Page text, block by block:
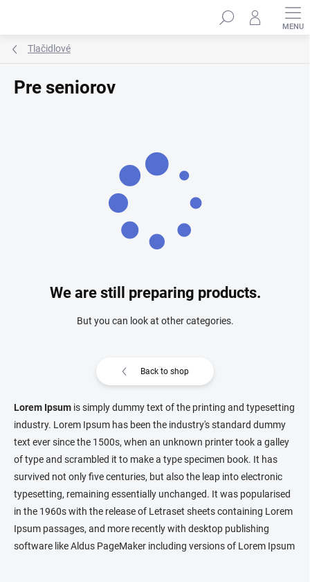
Search
Tlačidlové
Pre seniorov
We are still preparing products.
But you can look at other categories.
Back to shop
Lorem Ipsum is simply dummy text of the printing and typesetting
industry. Lorem Ipsum has been the industry's standard dummy
text ever since the 1500s, when an unknown printer took a galley
of type and scrambled it to make a type specimen book. It has
survived not only five centuries, but also the leap into electronic
typesetting, remaining essentially unchanged. It was popularised
in the 1960s with the release of Letraset sheets containing Lorem
Ipsum passages, and more recently with desktop publishing
software like Aldus PageMaker including versions of Lorem Ipsum